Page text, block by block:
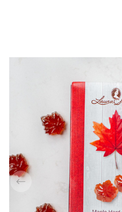
📢Pssst...
infolettre et
Numéro de téléphone